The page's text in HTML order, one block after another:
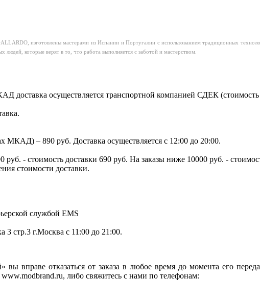
изготовлены мастерами из Испании и Португалии с использованием традиционных
которые верят в то, что работа выполняется с заботой и мастерством.
осуществляется транспортной компанией СДЕК (стоимость
МКАД) – 890 руб. Доставка осуществляется с 12:00 до 20:00.
- стоимость доставки 690 руб. На заказы ниже 10000 руб. -
стоимости доставки.
службой EMS
3 стр.3 г.Москва с 11:00 до 21:00.
вы вправе отказаться от заказа в любое время до момента его
либо свяжитесь с нами по телефонам: